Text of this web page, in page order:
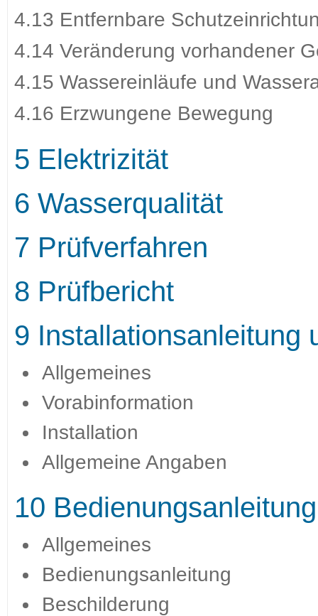
4.13 Entfernbare
4.14 Veränderung vorhandener
4.15 Wassereinläufe und
4.16 Erzwungene Bewegung
5 Elektrizität
6 Wasserqualität
7 Prüfverfahren
8 Prüfbericht
9 Installationsanleitung
Allgemeines
Vorabinformation
Installation
Allgemeine Angaben
10
Allgemeines
Bedienungsanleitung
Beschilderung